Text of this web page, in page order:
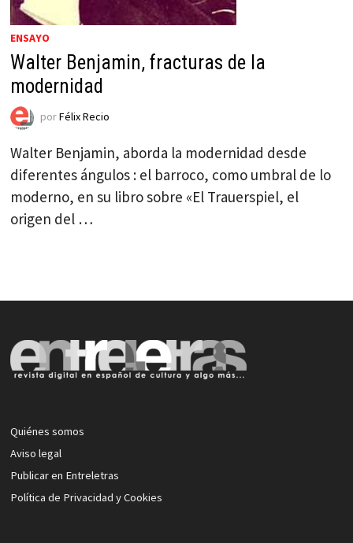
ENSAYO
Walter Benjamin, fracturas de la
modernidad
porFélix Recio
Walter Benjamin, aborda la modernidad desde
diferentes ángulos : el barroco, como umbral de lo
moderno, en su libro sobre «El Trauerspiel, el
origen del …
Quiénes somos
Aviso legal
Publicar en Entreletras
Política de Privacidad y Cookies